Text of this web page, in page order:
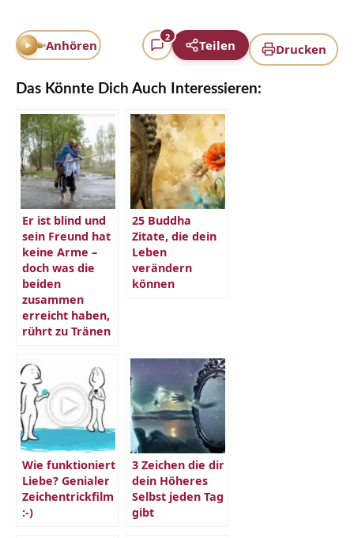
Drucken
Anhören
2
Teilen
Das Könnte Dich Auch Interessieren:
Er ist blind und
sein Freund hat
keine Arme –
doch was die
beiden
zusammen
erreicht haben,
rührt zu Tränen
25 Buddha
Zitate, die dein
Leben
verändern
können
Wie funktioniert
Liebe? Genialer
Zeichentrickfilm
:-)
3 Zeichen die dir
dein Höheres
Selbst jeden Tag
gibt